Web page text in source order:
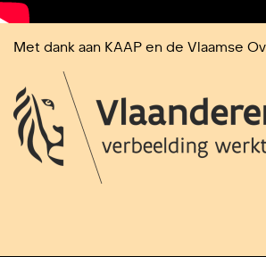
Met dank aan KAAP en de Vlaamse